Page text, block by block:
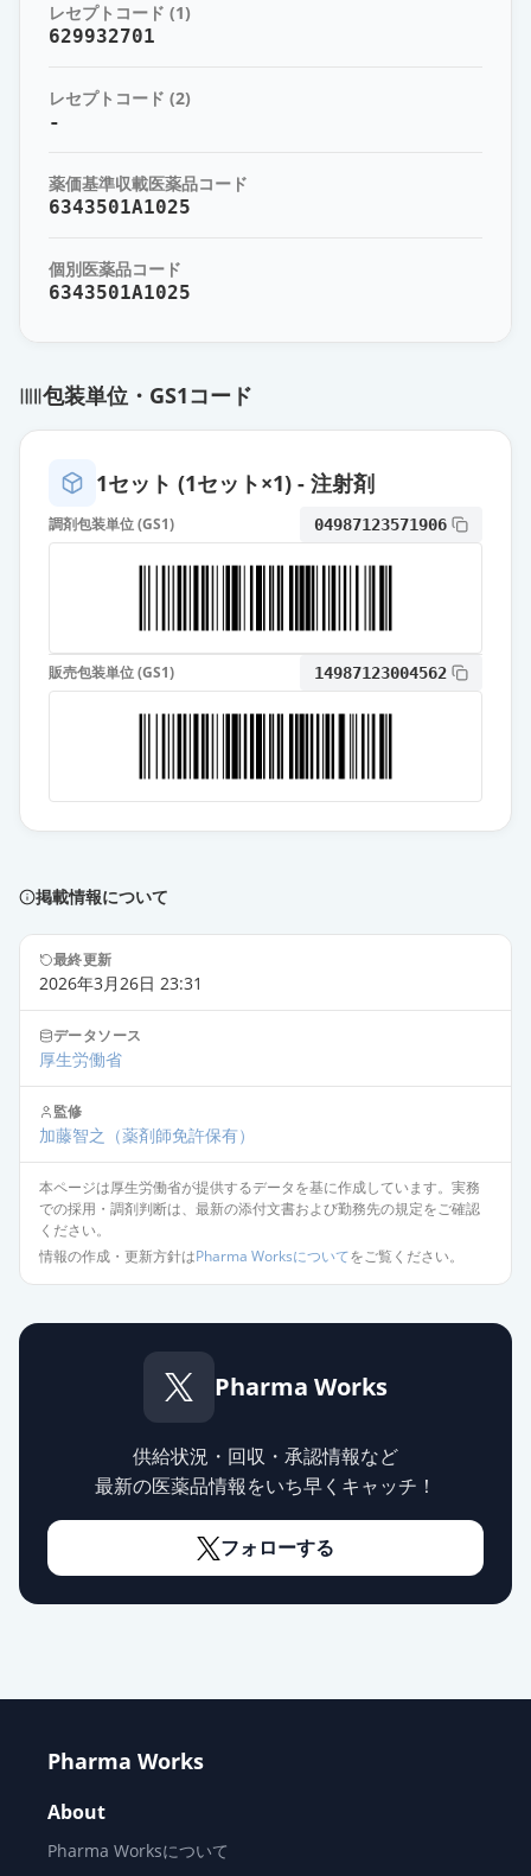
レセプトコード (1)
629932701
レセプトコード (2)
-
薬価基準収載医薬品コード
6343501A1025
個別医薬品コード
6343501A1025
包装単位・GS1コード
1セット (1セット×1) - 注射剤
調剤包装単位 (GS1) 04987123571906
販売包装単位 (GS1) 14987123004562
掲載情報について
最終更新
2026年3月26日 23:31
データソース
厚生労働省
監修
加藤智之 （薬剤師免許保有）
本ページは厚生労働省が提供するデータを基に作成しています。実務
での採用・調剤判断は、最新の添付文書および勤務先の規定をご確認
ください。
情報の作成・更新方針はPharma Worksについてをご覧ください。
Pharma Works
供給状況・回収・承認情報など
最新の医薬品情報をいち早くキャッチ！
フォローする
Pharma Works
About
Pharma Worksについて